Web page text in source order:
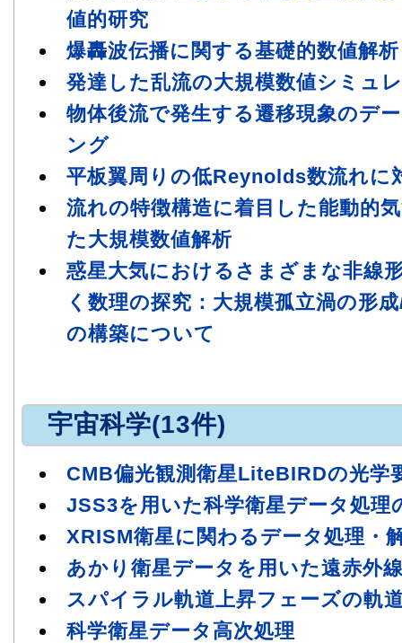
値的研究
爆轟波伝播に関する基礎的数値解析
発達した乱流の大規模数値シミュ
物体後流で発生する遷移現象のデ
ング
平板翼周りの低Reynolds数流れに
流れの特徴構造に着目した能動的
た大規模数値解析
惑星大気におけるさまざまな非線
く数理の探究：大規模孤立渦の形
の構築について
宇宙科学(13件)
CMB偏光観測衛星LiteBIRDの光学
JSS3を用いた科学衛星データ処理
XRISM衛星に関わるデータ処理・
あかり衛星データを用いた遠赤外
スパイラル軌道上昇フェーズの軌
科学衛星データ高次処理